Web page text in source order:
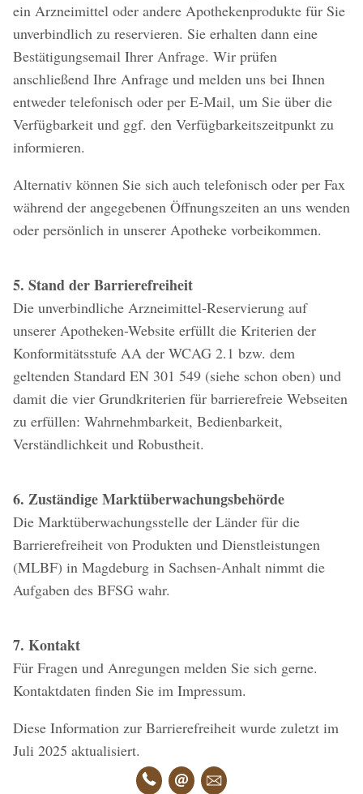
ein Arzneimittel oder andere Apothekenprodukte für Sie
unverbindlich zu reservieren. Sie erhalten dann eine
Bestätigungsemail Ihrer Anfrage. Wir prüfen
anschließend Ihre Anfrage und melden uns bei Ihnen
entweder telefonisch oder per E-Mail, um Sie über die
Verfügbarkeit und ggf. den Verfügbarkeitszeitpunkt zu
informieren.
Alternativ können Sie sich auch telefonisch oder per Fax
während der angegebenen Öffnungszeiten an uns wenden
oder persönlich in unserer Apotheke vorbeikommen.
5. Stand der Barrierefreiheit
Die unverbindliche Arzneimittel-Reservierung auf
unserer Apotheken-Website erfüllt die Kriterien der
Konformitätsstufe AA der WCAG 2.1 bzw. dem
geltenden Standard EN 301 549 (siehe schon oben) und
damit die vier Grundkriterien für barrierefreie Webseiten
zu erfüllen: Wahrnehmbarkeit, Bedienbarkeit,
Verständlichkeit und Robustheit.
6. Zuständige Marktüberwachungsbehörde
Die Marktüberwachungsstelle der Länder für die
Barrierefreiheit von Produkten und Dienstleistungen
(MLBF) in Magdeburg in Sachsen-Anhalt nimmt die
Aufgaben des BFSG wahr.
7. Kontakt
Für Fragen und Anregungen melden Sie sich gerne.
Kontaktdaten finden Sie im Impressum.
Diese Information zur Barrierefreiheit wurde zuletzt im
Juli 2025 aktualisiert.